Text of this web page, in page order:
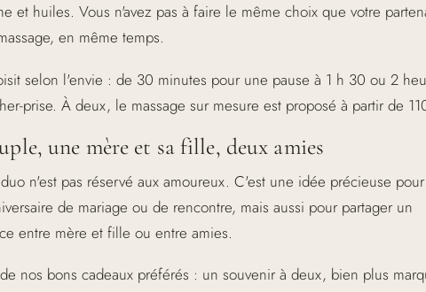
et huiles. Vous n'avez pas à faire le même choix que votre
en même temps.
selon l'envie : de 30 minutes pour une pause à 1 h 30 ou 2
prise. À deux, le massage sur mesure est proposé à partir de
une mère et sa fille, deux amies
n'est pas réservé aux amoureux. C'est une idée précieuse pour
de mariage ou de rencontre, mais aussi pour partager un
entre mère et fille ou entre amies.
nos bons cadeaux préférés : un souvenir à deux, bien plus